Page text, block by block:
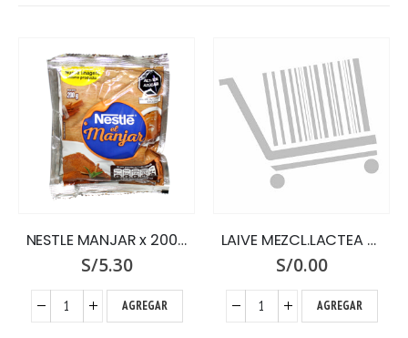
NESTLE MANJAR x 200 BOLSA
S/5.30
AGREGAR
LAIVE MEZCL.LACTEA VITAMIN.X 500 SIX PACK
S/0.00
AGREGAR